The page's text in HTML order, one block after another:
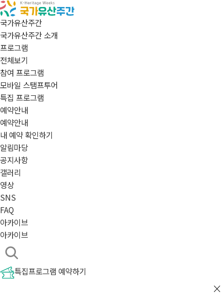
국가유산주간
국가유산주간 소개
프로그램
전체보기
참여 프로그램
모바일 스탬프투어
특집 프로그램
예약안내
예약안내
내 예약 확인하기
알림마당
공지사항
갤러리
영상
SNS
FAQ
아카이브
아카이브
특집프로그램 예약하기
close